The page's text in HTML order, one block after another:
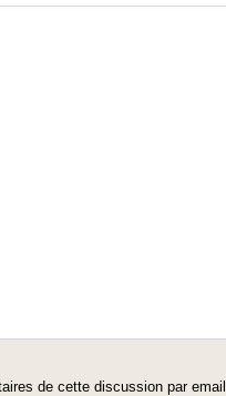
de cette discussion par email